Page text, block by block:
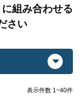
組み合わせる
さい
表示件数 1~40件